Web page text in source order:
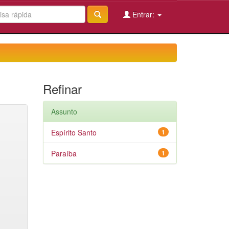
Entrar:
Refinar
Assunto
1
Espírito Santo
1
Paraíba